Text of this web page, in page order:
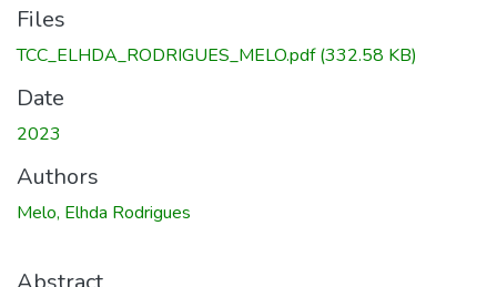
Files
TCC_ELHDA_RODRIGUES_MELO.pdf(332.58 KB)
Date
2023
Authors
Melo, Elhda Rodrigues